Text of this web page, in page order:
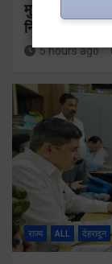
मुख्यमंत्री धामी ने
निर्माण कार्यों की
5 hours ago
राज्य ALL देहरादून